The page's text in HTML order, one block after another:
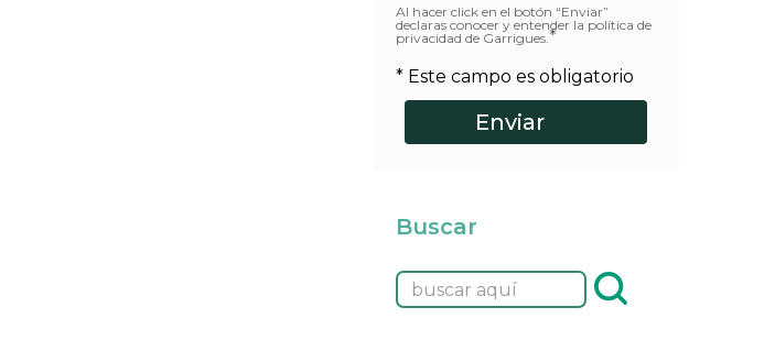
Al hacer click en el botón “Enviar”
declaras conocer y entender la política de
privacidad de Garrigues.*
* Este campo es obligatorio
Buscar